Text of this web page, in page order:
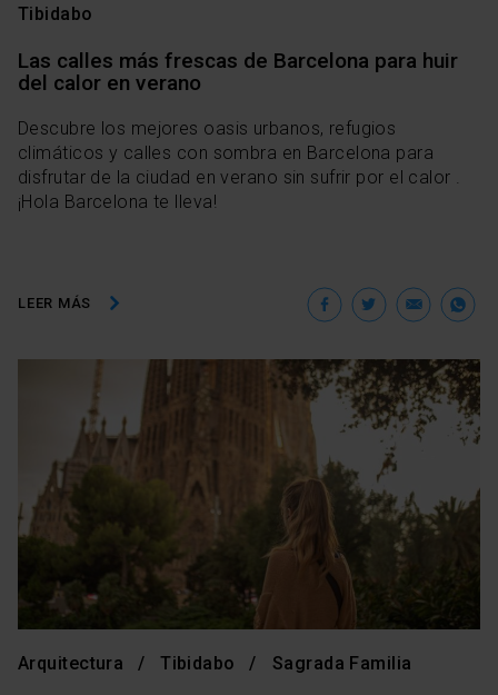
Tibidabo
Las calles más frescas de Barcelona para huir
del calor en verano
Descubre los mejores oasis urbanos, refugios
climáticos y calles con sombra en Barcelona para
disfrutar de la ciudad en verano sin sufrir por el calor .
¡Hola Barcelona te lleva!
LEER MÁS Facebook
Twitter
Arquitectura Tibidabo Sagrada Familia